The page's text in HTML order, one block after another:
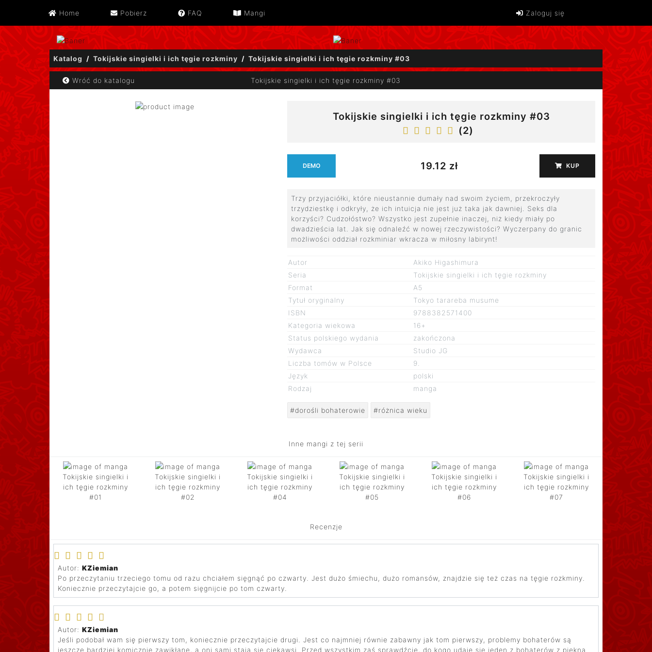
Home Pobierz FAQ Mangi Zaloguj się
Katalog Tokijskie singielki i ich tęgie rozkminy Tokijskie singielki i ich tęgie rozkminy #03
Wróć do katalogu Tokijskie singielki i ich tęgie rozkminy #03
Tokijskie singielki i ich tęgie rozkminy #03
(2)
DEMO 19.12 zł KUP
Trzy przyjaciółki, które nieustannie dumały nad swoim życiem, przekroczyły
trzydziestkę i odkryły, że ich intuicja nie jest już taka jak dawniej. Seks dla
korzyści? Cudzołóstwo? Wszystko jest zupełnie inaczej, niż kiedy miały po
dwadzieścia lat. Jak się odnaleźć w nowej rzeczywistości? Wyczerpany do granic
możliwości oddział rozkminiar wkracza w miłosny labirynt!
Autor
Akiko Higashimura
Seria
Tokijskie singielki i ich tęgie rozkminy
Format
A5
Tytuł oryginalny
Tokyo tarareba musume
ISBN
9788382571400
Kategoria wiekowa
16+
Status polskiego wydania
zakończona
Wydawca
Studio JG
Liczba tomów w Polsce
9.
Język
polski
Rodzaj
manga
#dorośli bohaterowie #różnica wieku
Inne mangi z tej serii
Tokijskie singielki i
ich tęgie rozkminy
#01
Tokijskie singielki i
ich tęgie rozkminy
#02
Tokijskie singielki i
ich tęgie rozkminy
#04
Tokijskie singielki i
ich tęgie rozkminy
#05
Tokijskie singielki i
ich tęgie rozkminy
#06
Tokijskie singielki i
ich tęgie rozkminy
#07
Recenzje
Autor: KZiemian
Po przeczytaniu trzeciego tomu od razu chciałem sięgnąć po czwarty. Jest dużo śmiechu, dużo romansów, znajdzie się też czas na tęgie rozkminy.
Koniecznie przeczytajcie go, a potem sięgnijcie po tom czwarty.
Autor: KZiemian
Jeśli podobał wam się pierwszy tom, koniecznie przeczytajcie drugi. Jest co najmniej równie zabawny jak tom pierwszy, problemy bohaterów są
jeszcze bardziej komicznie zawikłane, a oni sami stają się ciekawsi. Przed wszystkim zaś sprawdźcie, do kogo udaje się jeden z bohaterów z piękną